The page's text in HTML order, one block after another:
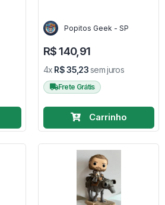
Popitos Geek - SP
R$ 140,91
4x R$ 35,23sem juros
Frete Grátis
Carrinho